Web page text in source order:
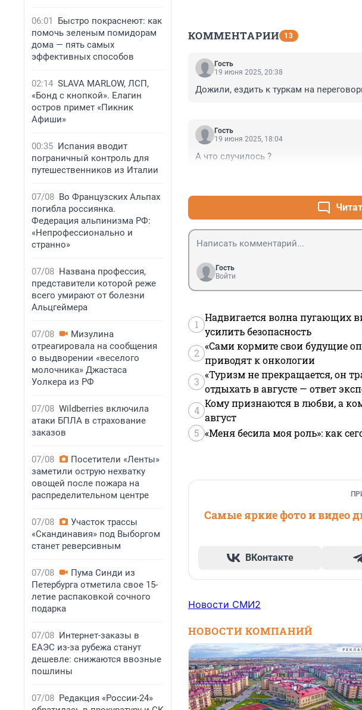
06:01
Быстро покраснеют: как
помочь зеленым помидорам
дома — пять самых
эффективных способов
02:14 SLAVA MARLOW, ЛСП,
«Бонд с кнопкой». Елагин
остров примет «Пикник
Афиши»
00:35 Испания вводит
пограничный контроль для
путешественников из Италии
07/08 Во Французских Альпах
погибла россиянка.
Федерация альпинизма РФ:
«Непрофессионально и
странно»
07/08 Названа профессия,
представители которой реже
всего умирают от болезни
Альцгеймера
07/08
Мизулина
отреагировала на сообщения
о выдворении «веселого
молочника» Джастаса
Уолкера из РФ
07/08 Wildberries включила
атаки БПЛА в страхование
заказов
07/08
Посетители «Ленты»
заметили острую нехватку
овощей после пожара на
распределительном центре
07/08
Участок трассы
«Скандинавия» под Выборгом
станет реверсивным
07/08
Пума Синди из
Петербурга отметила свое 15-
летие распаковкой сочного
подарка
07/08 Интернет-заказы в
ЕАЭС из-за рубежа станут
дешевле: снижаются ввозные
пошлины
07/08 Редакция «России-24»
КОММЕНТАРИИ 13
Гость
19 июня 2025, 20:38
Дожили, ездить к туркам на
Гость
19 июня 2025, 18:04
А что случилось ?
Гость
Войти
1
Надвигается волна пугающих
усилить безопасность
2
«Сами кормите свои будущие
приводят к онкологии
3
«Туризм не прекращается, он
отдыхать в августе — ответ
4
Кому признаются в любви, а
август
5 «Меня бесила моя роль»: как
Самые яркие фото и видео
ВКонтакте
Новости СМИ2
НОВОСТИ КОМПАНИЙ